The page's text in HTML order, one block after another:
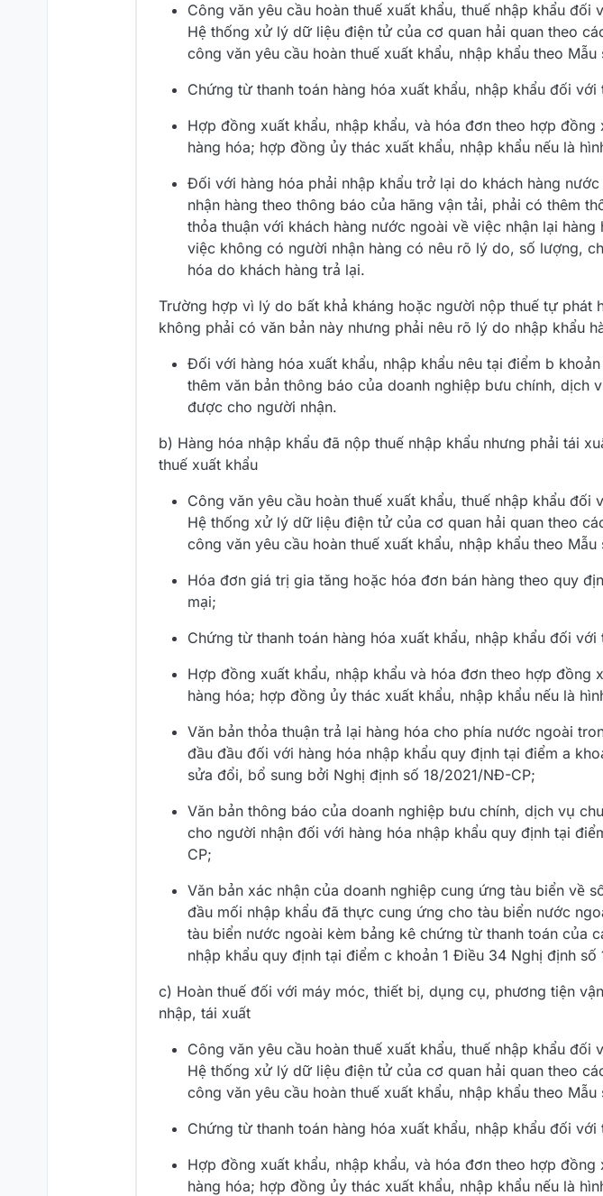
Công văn yêu cầu hoàn thuế xuất khẩu, thuế nhập khẩu
Hệ thống xử lý dữ liệu điện tử của cơ quan hải quan theo
công văn yêu cầu hoàn thuế xuất khẩu, nhập khẩu theo
Chứng từ thanh toán hàng hóa xuất khẩu, nhập khẩu đối
Hợp đồng xuất khẩu, nhập khẩu, và hóa đơn theo hợp
hàng hóa; hợp đồng ủy thác xuất khẩu, nhập khẩu nếu là
Đối với hàng hóa phải nhập khẩu trở lại do khách hàng
nhận hàng theo thông báo của hãng vận tải, phải có thêm
thỏa thuận với khách hàng nước ngoài về việc nhận lại
việc không có người nhận hàng có nêu rõ lý do, số lượng,
hóa do khách hàng trả lại.
Trường hợp vì lý do bất khả kháng hoặc người nộp thuế tự phát
không phải có văn bản này nhưng phải nêu rõ lý do nhập khẩu
Đối với hàng hóa xuất khẩu, nhập khẩu nêu tại điểm b
thêm văn bản thông báo của doanh nghiệp bưu chính, dịch
được cho người nhận.
b) Hàng hóa nhập khẩu đã nộp thuế nhập khẩu nhưng phải tái
thuế xuất khẩu
Công văn yêu cầu hoàn thuế xuất khẩu, thuế nhập khẩu
Hệ thống xử lý dữ liệu điện tử của cơ quan hải quan theo
công văn yêu cầu hoàn thuế xuất khẩu, nhập khẩu theo
Hóa đơn giá trị gia tăng hoặc hóa đơn bán hàng theo quy
mại;
Chứng từ thanh toán hàng hóa xuất khẩu, nhập khẩu đối
Hợp đồng xuất khẩu, nhập khẩu và hóa đơn theo hợp
hàng hóa; hợp đồng ủy thác xuất khẩu, nhập khẩu nếu là
Văn bản thỏa thuận trả lại hàng hóa cho phía nước ngoài
đầu đầu đối với hàng hóa nhập khẩu quy định tại điểm a
sửa đổi, bổ sung bởi Nghị định số 18/2021/NĐ-CP;
Văn bản thông báo của doanh nghiệp bưu chính, dịch vụ
cho người nhận đối với hàng hóa nhập khẩu quy định tại
CP;
Văn bản xác nhận của doanh nghiệp cung ứng tàu biển về
đầu mối nhập khẩu đã thực cung ứng cho tàu biển nước
tàu biển nước ngoài kèm bảng kê chứng từ thanh toán của
nhập khẩu quy định tại điểm c khoản 1 Điều 34 Nghị định
c) Hoàn thuế đối với máy móc, thiết bị, dụng cụ, phương tiện
nhập, tái xuất
Công văn yêu cầu hoàn thuế xuất khẩu, thuế nhập khẩu
Hệ thống xử lý dữ liệu điện tử của cơ quan hải quan theo
công văn yêu cầu hoàn thuế xuất khẩu, nhập khẩu theo
Chứng từ thanh toán hàng hóa xuất khẩu, nhập khẩu đối
Hợp đồng xuất khẩu, nhập khẩu, và hóa đơn theo hợp
hàng hóa; hợp đồng ủy thác xuất khẩu, nhập khẩu nếu là